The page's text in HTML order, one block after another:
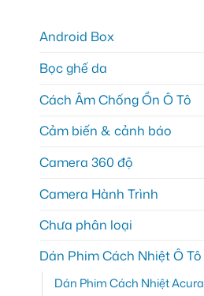
Android Box
Bọc ghế da
Cách Âm Chống Ồn Ô Tô
Cảm biến & cảnh báo
Camera 360 độ
Camera Hành Trình
Chưa phân loại
Dán Phim Cách Nhiệt Ô Tô
Dán Phim Cách Nhiệt Acura